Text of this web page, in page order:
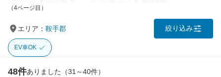
（4ページ目）
エリア： 鞍手郡 絞り込み
EV車OK
48件ありました（31～40件）